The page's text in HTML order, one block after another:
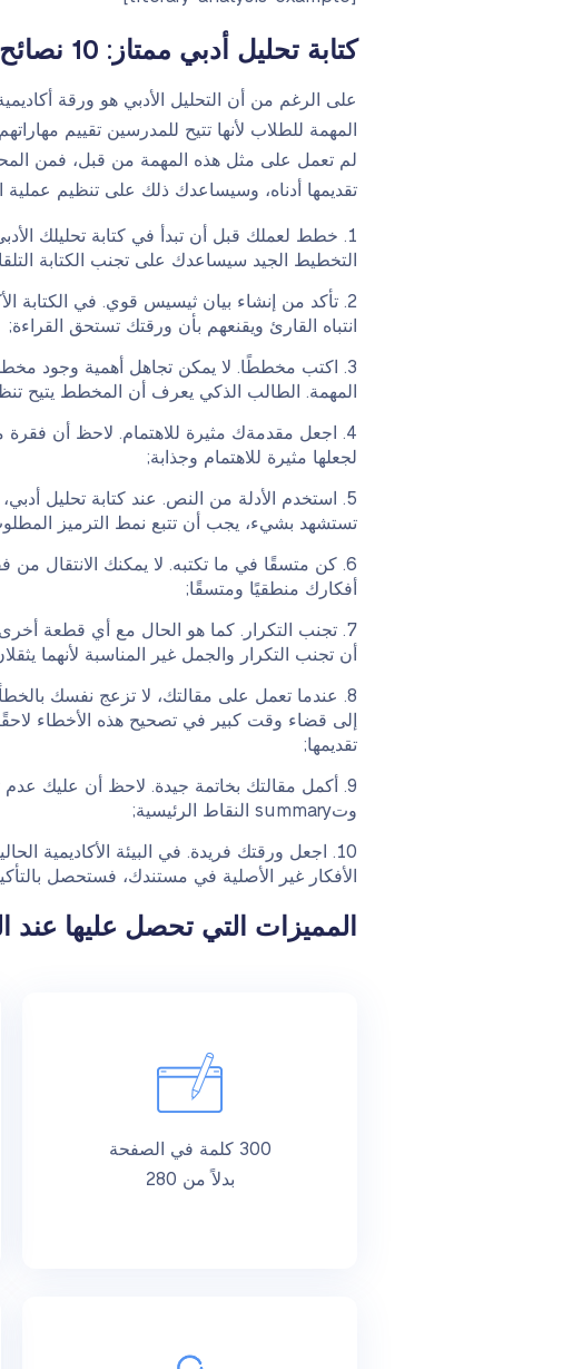
كتابة تحليل أدبي ممتاز: 10 نصائح
على الرغم من أن التحليل الأدبي هو ورقة
المهمة للطلاب لأنها تتيح للمدرسين تقييم
لم تعمل على مثل هذه المهمة من قبل، فمن
تقديمها أدناه، وسيساعدك ذلك على تنظيم
خطط لعملك قبل أن تبدأ في كتابة تحليلك
التخطيط الجيد سيساعدك على تجنب الكتابة
تأكد من إنشاء بيان ثيسيس قوي. في الكتابة
انتباه القارئ ويقنعهم بأن ورقتك تستحق القراءة;
اكتب مخططًا. لا يمكن تجاهل أهمية وجود
المهمة. الطالب الذكي يعرف أن المخطط يتيح
اجعل مقدمةك مثيرة للاهتمام. لاحظ أن
لجعلها مثيرة للاهتمام وجذابة;
استخدم الأدلة من النص. عند كتابة تحليل
تستشهد بشيء، يجب أن تتبع نمط الترميز
كن متسقًا في ما تكتبه. لا يمكنك الانتقال من
أفكارك منطقيًا ومتسقًا;
تجنب التكرار. كما هو الحال مع أي قطعة أخرى
أن تجنب التكرار والجمل غير المناسبة لأنهما
عندما تعمل على مقالتك، لا تزعج نفسك
إلى قضاء وقت كبير في تصحيح هذه الأخطاء
تقديمها;
أكمل مقالتك بخاتمة جيدة. لاحظ أن عليك
وتsummary النقاط الرئيسية;
الأفكار غير الأصلية في مستندك، فستحصل
المميزات التي تحصل عليها عند
300 كلمة في الصفحة
بدلاً من 280